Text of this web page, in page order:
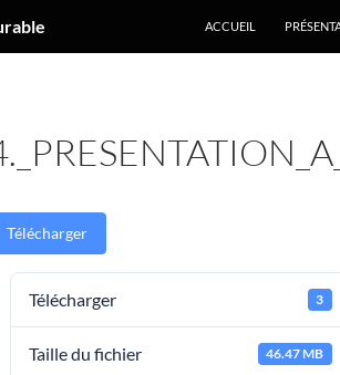
ACCUEIL
Télécharger
Télécharger 3
Taille du fichier 46.47 MB